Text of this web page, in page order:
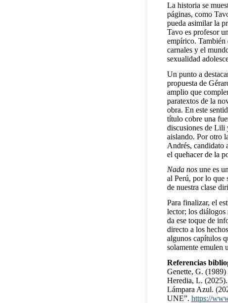
La historia se
páginas, como
pueda asimilar la
Tavo es profesor
empírico. También
carnales y el
sexualidad
Un punto a
propuesta de
amplio que
paratextos de la
obra. En este
título cobre una
discusiones de Lili
aislando. Por otro
Andrés, candidato
el quehacer de la
Nada nos une es
al Perú, por lo que
de nuestra clase
Para finalizar, el
lector; los diálogos
da ese toque de
directo a los
algunos capítulos
solamente emulen
Referencias
Genette, G. (1989)
Heredia, L. (2025).
Lámpara Azul.
UNE”. https://